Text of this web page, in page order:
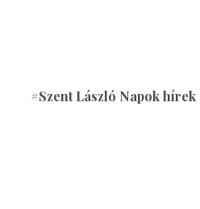
#Szent László Napok hírek